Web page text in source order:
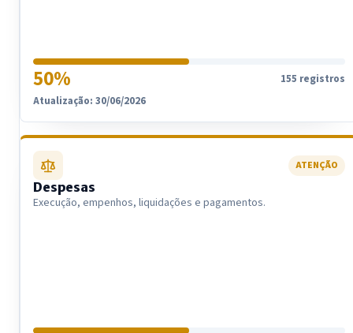
50%
155 registros
Atualização: 30/06/2026
ATENÇÃO
Despesas
Execução, empenhos, liquidações e pagamentos.